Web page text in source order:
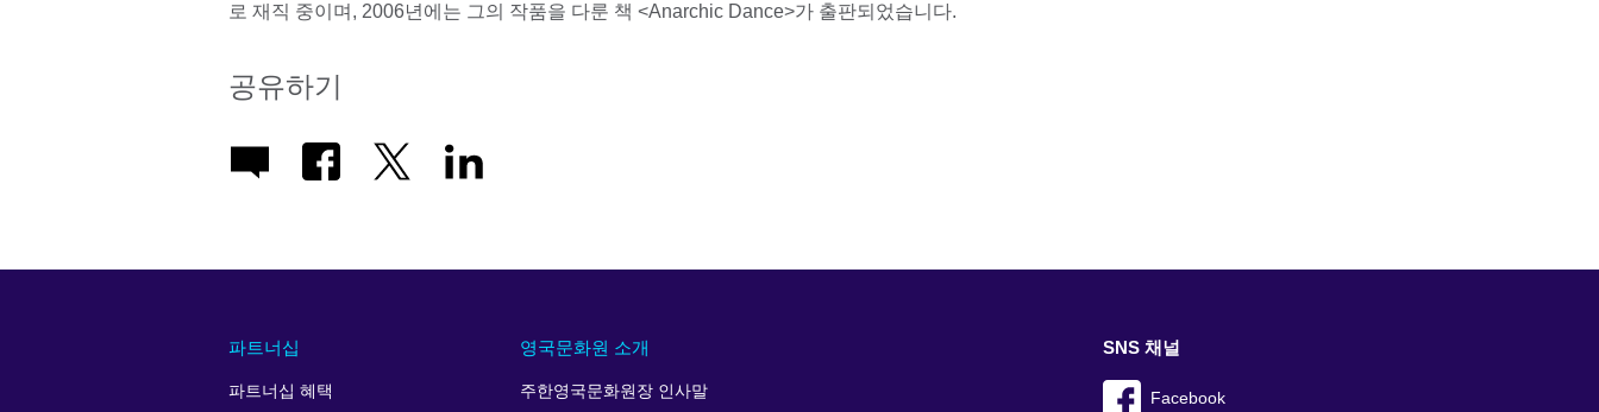
로 재직 중이며, 2006년에는 그의 작품을 다룬 책 <Anarchic Dance>가 출판되었습니다.
공유하기
파트너십
파트너십 혜택
영국문화원 소개
주한영국문화원장 인사말
SNS 채널
Facebook